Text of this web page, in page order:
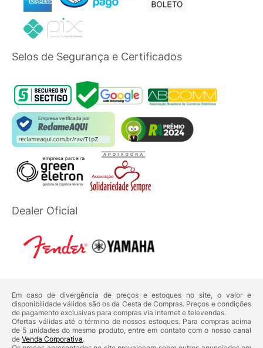
Selos de Segurança e Certificados
Dealer Oficial
Em caso de divergência de preços e estoques no site, o valor e
disponibilidade válidos são os da Cesta de Compras. Preços e condições
de pagamento exclusivas para compras via internet e televendas.
Ofertas válidas até o término de nossos estoques. Para compras acima
de 5 unidades do mesmo produto, entre em contato com o nosso canal
de Venda Corporativa.